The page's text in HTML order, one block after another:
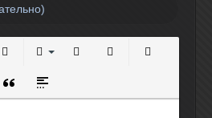
ссылку
скрытого текста
цитаты
Вставка спойлера